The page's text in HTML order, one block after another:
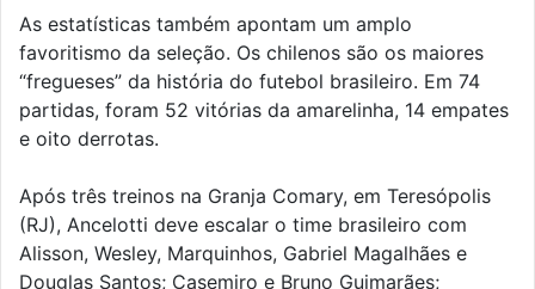
As estatísticas também apontam um amplo
favoritismo da seleção. Os chilenos são os maiores
“fregueses” da história do futebol brasileiro. Em 74
partidas, foram 52 vitórias da amarelinha, 14 empates
e oito derrotas.
Após três treinos na Granja Comary, em Teresópolis
(RJ), Ancelotti deve escalar o time brasileiro com
Alisson, Wesley, Marquinhos, Gabriel Magalhães e
Douglas Santos; Casemiro e Bruno Guimarães;